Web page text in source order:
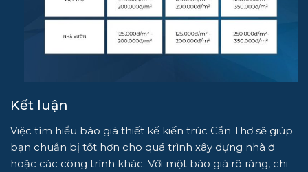
Kết luận
Việc tìm hiểu báo giá thiết kế kiến trúc Cần Thơ sẽ giúp
bạn chuẩn bị tốt hơn cho quá trình xây dựng nhà ở
hoặc các công trình khác. Với một báo giá rõ ràng, chi